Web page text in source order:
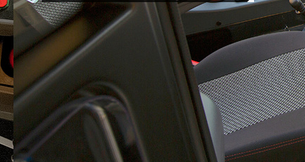
Новые Porsche 718 (Boxster и
Cayman): наперекор судьбе
Сейчас обсуждают
Леопольд